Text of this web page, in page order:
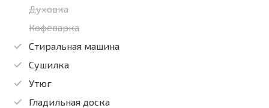
Духовка
Кофеварка
Стиральная машина
Сушилка
Утюг
Гладильная доска